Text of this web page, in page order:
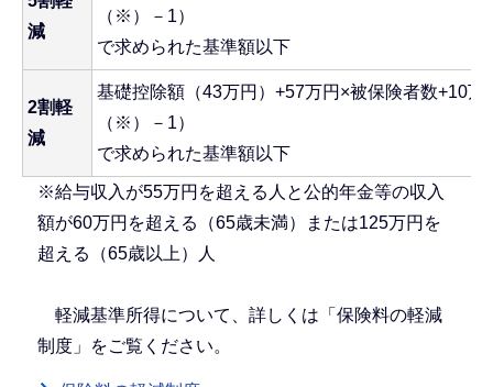
減
（※）－1）
で求められた基準額以下
2割軽
減
基礎控除額（43万円）+57万円×被保険者数+10万
（※）－1）
で求められた基準額以下
※給与収入が55万円を超える人と公的年金等の収入
額が60万円を超える（65歳未満）または125万円を
超える（65歳以上）人
軽減基準所得について、詳しくは「保険料の軽減
制度」をご覧ください。